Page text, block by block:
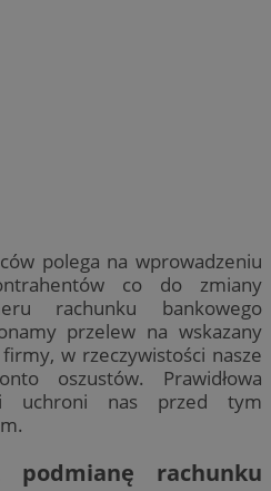
polega na wprowadzeniu
co do zmiany
rachunku bankowego
przelew na wskazany
w rzeczywistości nasze
oszustów. Prawidłowa
uchroni nas przed tym
podmianę rachunku